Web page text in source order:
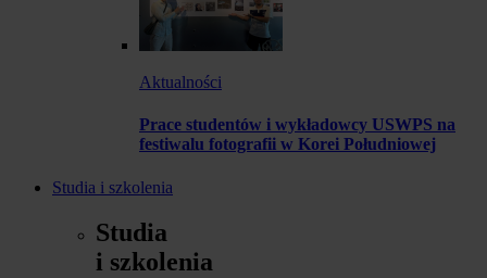
Aktualności
Prace studentów i wykładowcy USWPS na
festiwalu fotografii w Korei Południowej
Studia i szkolenia
Studia
i szkolenia